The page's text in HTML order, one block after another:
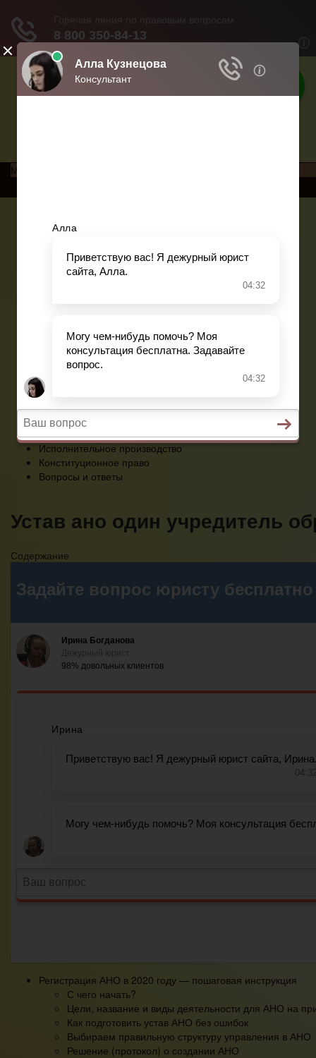
Права россиян
Меню
Социальное обеспечение
Квитанции ЖКХ
Конституционное право
Вопросы и ответы
Главная
Социальное обеспечение
Квитанции ЖКХ
Исполнительное производство
Конституционное право
Вопросы и ответы
Устав ано один учредитель
Содержание
Регистрация АНО в 2020 году — пошаговая инструкция
С чего начать?
Цели, название и виды деятельности для АНО на
Как подготовить устав АНО без ошибок
Выбираем правильную структуру управления в АНО
Решение (протокол) о создании АНО